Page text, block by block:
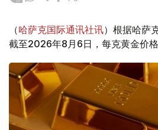
（哈萨克国际通讯社讯）根据哈萨
截至2026年8月6日，每克黄金价